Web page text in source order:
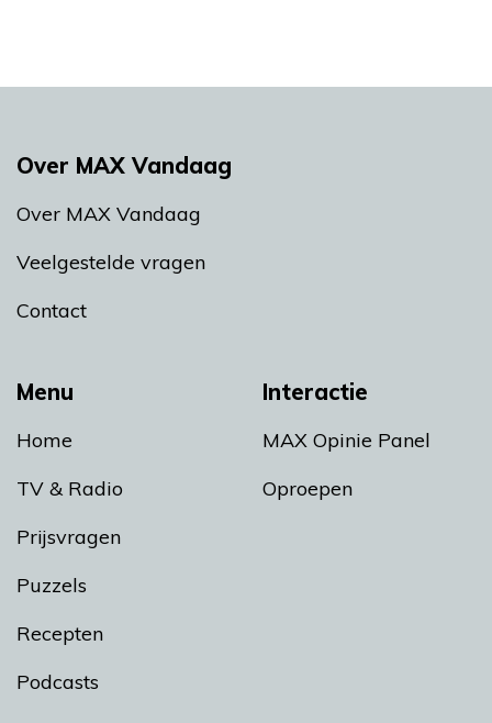
Menu
Home
TV & Radio
Prijsvragen
Puzzels
Recepten
Podcasts
Interactie
MAX Opinie Panel
Oproepen
Over MAX Vandaag
Over MAX Vandaag
Veelgestelde vragen
Contact